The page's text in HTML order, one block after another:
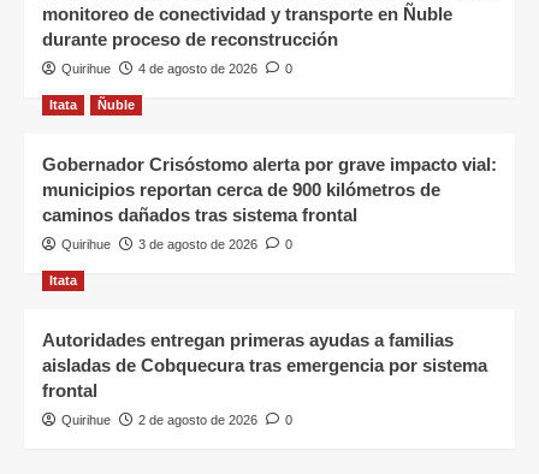
monitoreo de conectividad y transporte en Ñuble
durante proceso de reconstrucción
Quirihue 4 de agosto de 2026 0
Itata Ñuble
Gobernador Crisóstomo alerta por grave impacto vial:
municipios reportan cerca de 900 kilómetros de
caminos dañados tras sistema frontal
Quirihue 3 de agosto de 2026 0
Itata
Autoridades entregan primeras ayudas a familias
aisladas de Cobquecura tras emergencia por sistema
frontal
Quirihue 2 de agosto de 2026 0